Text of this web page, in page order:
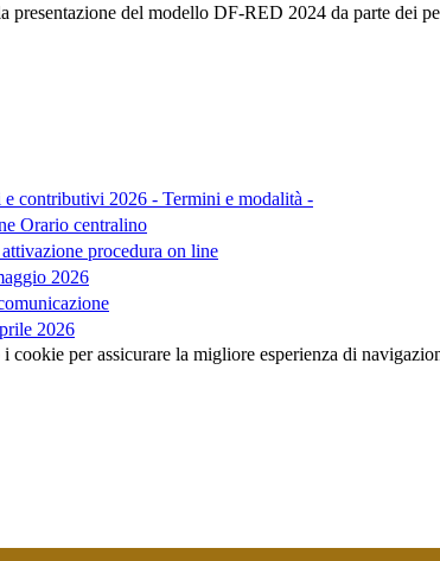
presentazione del modello DF-RED 2024 da parte dei
contributivi 2026 - Termini e modalità -
Orario centralino
procedura on line
2026
2026
per assicurare la migliore esperienza di